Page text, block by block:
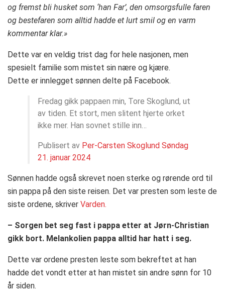
og fremst bli husket som ‘han Far’, den omsorgsfulle faren
og bestefaren som alltid hadde et lurt smil og en varm
kommentar klar.»
Dette var en veldig trist dag for hele nasjonen, men
spesielt familie som mistet sin nære og kjære.
Dette er innlegget sønnen delte på Facebook.
Fredag gikk pappaen min, Tore Skoglund, ut
av tiden. Et stort, men slitent hjerte orket
ikke mer. Han sovnet stille inn…
Publisert av Per-Carsten Skoglund Søndag
21. januar 2024
Sønnen hadde også skrevet noen sterke og rørende ord til
sin pappa på den siste reisen. Det var presten som leste de
siste ordene, skriver Varden.
– Sorgen bet seg fast i pappa etter at Jørn-Christian
gikk bort. Melankolien pappa alltid har hatt i seg.
Dette var ordene presten leste som bekreftet at han
hadde det vondt etter at han mistet sin andre sønn for 10
år siden.